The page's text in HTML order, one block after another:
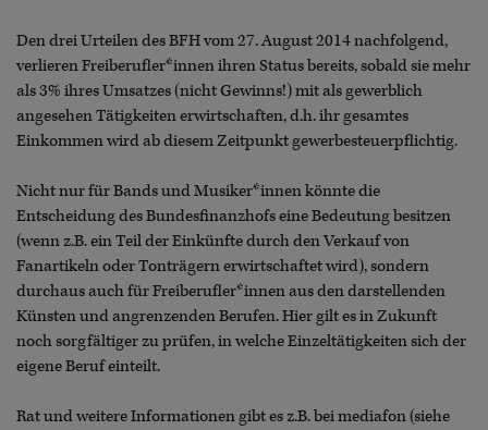
Den drei Urteilen des BFH vom 27. August 2014 nachfolgend,
verlieren Freiberufler*innen ihren Status bereits, sobald sie mehr
als 3% ihres Umsatzes (nicht Gewinns!) mit als gewerblich
angesehen Tätigkeiten erwirtschaften, d.h. ihr gesamtes
Einkommen wird ab diesem Zeitpunkt gewerbesteuerpflichtig.
Nicht nur für Bands und Musiker*innen könnte die
Entscheidung des Bundesfinanzhofs eine Bedeutung besitzen
(wenn z.B. ein Teil der Einkünfte durch den Verkauf von
Fanartikeln oder Tonträgern erwirtschaftet wird), sondern
durchaus auch für Freiberufler*innen aus den darstellenden
Künsten und angrenzenden Berufen. Hier gilt es in Zukunft
noch sorgfältiger zu prüfen, in welche Einzeltätigkeiten sich der
eigene Beruf einteilt.
Rat und weitere Informationen gibt es z.B. bei mediafon (siehe